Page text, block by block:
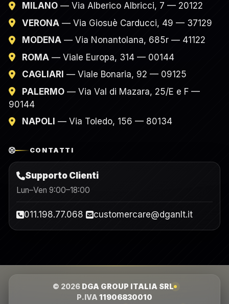
MILANO — Via Alberico Albricci, 7 — 20122
VERONA — Via Giosuè Carducci, 49 — 37129
MODENA — Via Nonantolana, 685r — 41122
ROMA — Viale Europa, 314 — 00144
CAGLIARI — Viale Bonaria, 92 — 09125
PALERMO — Via Val di Mazara, 25/E e F —
90144
NAPOLI — Via Toledo, 156 — 80134
CONTATTI
Supporto Clienti
Lun–Ven 9:00–18:00
011.198.77.068 customercare@dganlt.it
© 2026 DGA GROUP ITALIA SRL
P.IVA 11906830010